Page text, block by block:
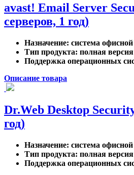
avast! Email Server
серверов, 1 год)
Назначение: система
Тип продукта: полная версия
Поддержка операционных
Описание товара
Dr.Web Desktop
год)
Назначение: система
Тип продукта: полная версия
Поддержка операционных